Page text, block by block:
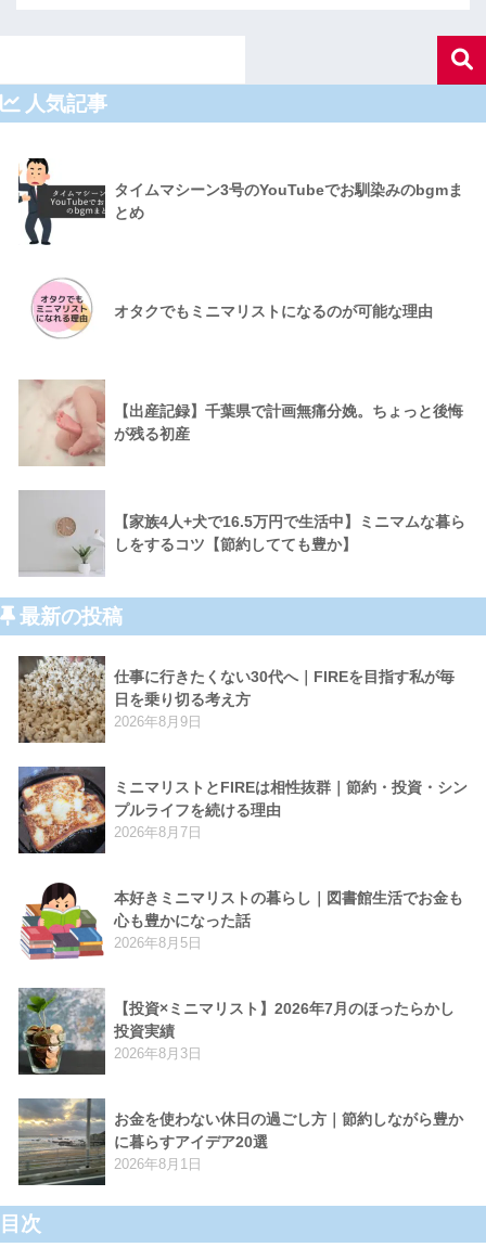
人気記事
タイムマシーン3号のYouTubeでお馴染みのbgmま
とめ
オタクでもミニマリストになるのが可能な理由
【出産記録】千葉県で計画無痛分娩。ちょっと後悔
が残る初産
【家族4人+犬で16.5万円で生活中】ミニマムな暮ら
しをするコツ【節約してても豊か】
最新の投稿
仕事に行きたくない30代へ｜FIREを目指す私が毎
日を乗り切る考え方
2026年8月9日
ミニマリストとFIREは相性抜群｜節約・投資・シン
プルライフを続ける理由
2026年8月7日
本好きミニマリストの暮らし｜図書館生活でお金も
心も豊かになった話
2026年8月5日
【投資×ミニマリスト】2026年7月のほったらかし
投資実績
2026年8月3日
お金を使わない休日の過ごし方｜節約しながら豊か
に暮らすアイデア20選
2026年8月1日
目次